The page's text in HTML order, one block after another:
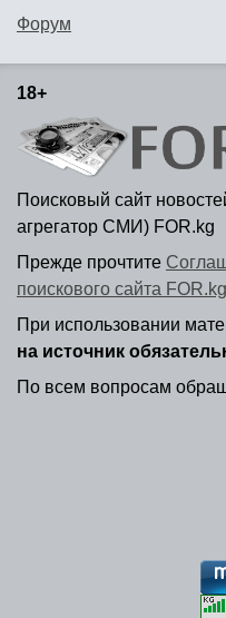
Форум
18+
Поисковый сайт
агрегатор СМИ) FOR.kg
Прежде прочтите
поискового сайта FOR.kg
При использовании
на источник
По всем вопросам